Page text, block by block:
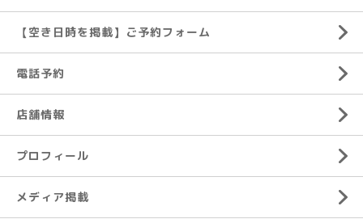
【空き日時を掲載】ご予約フォーム
電話予約
店舗情報
プロフィール
メディア掲載